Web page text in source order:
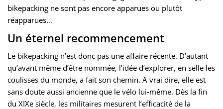
bikepacking ne sont pas encore apparues ou plutôt
réapparues…
Un éternel recommencement
Le bikepacking n’est donc pas une affaire récente. D’autant
qu’avant même d’être nommée, l’idée d’explorer, en selle les
coulisses du monde, a fait son chemin. A vrai dire, elle est
sans doute aussi ancienne que le vélo lui-même. Dès la fin
du XIXe siècle, les militaires mesurent l’efficacité de la